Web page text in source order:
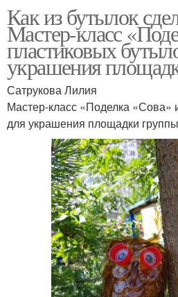
Как из бутылок
Мастер-класс
пластиковых
украшения
Сатрукова Лилия
Мастер-класс «Поделка «Сова»
для украшения площадки